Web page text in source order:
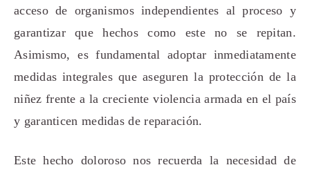
acceso de organismos independientes al proceso y
garantizar que hechos como este no se repitan.
Asimismo, es fundamental adoptar inmediatamente
medidas integrales que aseguren la protección de la
niñez frente a la creciente violencia armada en el país
y garanticen medidas de reparación.
Este hecho doloroso nos recuerda la necesidad de